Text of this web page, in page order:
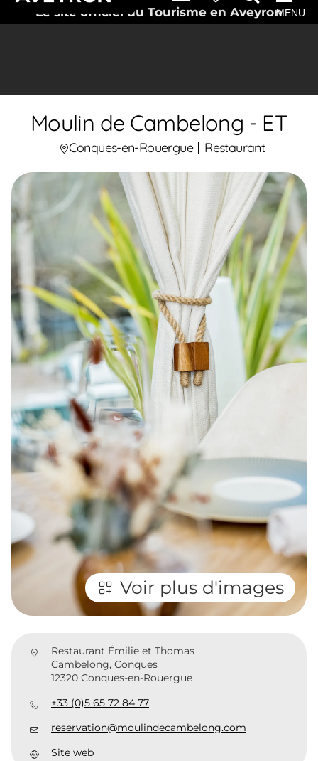
Le site officiel du Tourisme en AveyronMENU
Moulin de Cambelong - ET
Conques-en-Rouergue Restaurant
Voir plus d'images
Restaurant Émilie et Thomas
Cambelong, Conques
12320 Conques-en-Rouergue
+33 (0)5 65 72 84 77
reservation@moulindecambelong.com
Site web